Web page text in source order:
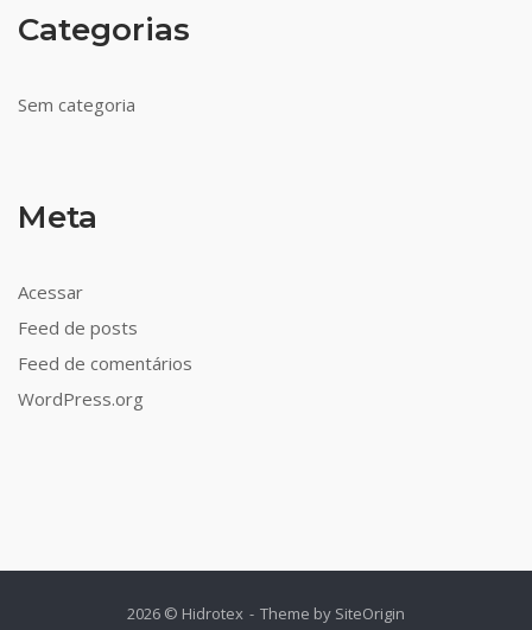
Categorias
Sem categoria
Meta
Acessar
Feed de posts
Feed de comentários
WordPress.org
2026 © Hidrotex Theme by SiteOrigin